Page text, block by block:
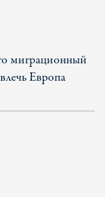
миграционный
Европа